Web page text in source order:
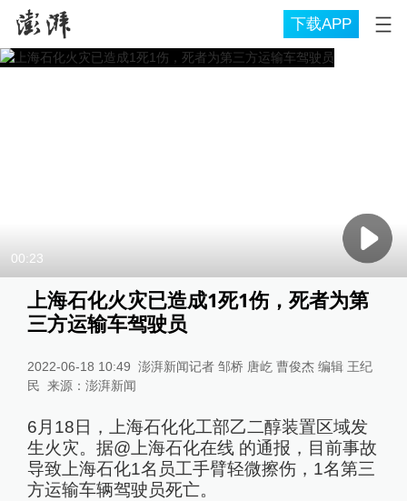
下载APP
00:23
上海石化火灾已造成1死1伤，死者为第
三方运输车驾驶员
2022-06-18 10:49 澎湃新闻记者 邹桥 唐屹 曹俊杰 编辑 王纪
民 来源： 澎湃新闻
6月18日，上海石化化工部乙二醇装置区域发
生火灾。据@上海石化在线 的通报，目前事故
导致上海石化1名员工手臂轻微擦伤，1名第三
方运输车辆驾驶员死亡。